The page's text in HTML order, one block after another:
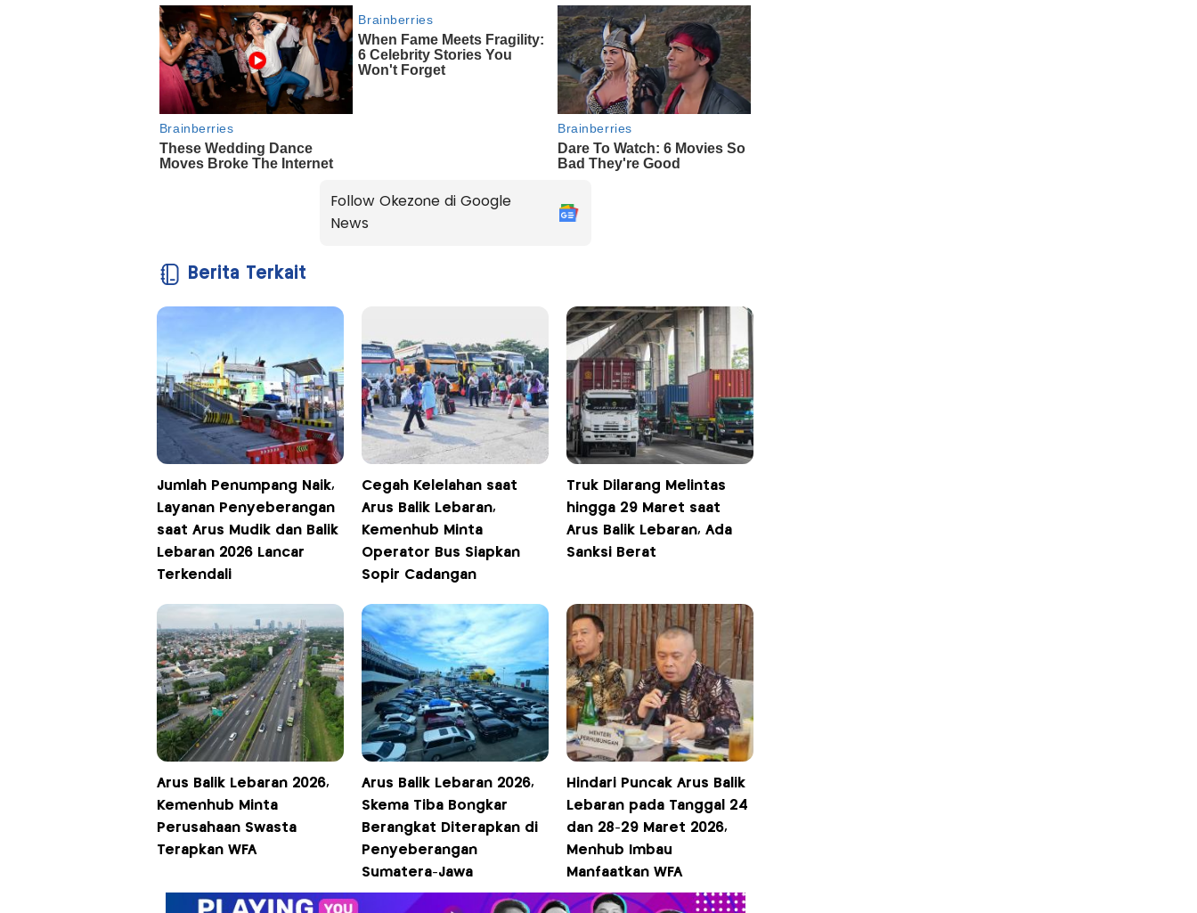
Follow Okezone di Google
News
Berita Terkait
Jumlah Penumpang Naik,
Layanan Penyeberangan
saat Arus Mudik dan Balik
Lebaran 2026 Lancar
Terkendali
Cegah Kelelahan saat
Arus Balik Lebaran,
Kemenhub Minta
Operator Bus Siapkan
Sopir Cadangan
Truk Dilarang Melintas
hingga 29 Maret saat
Arus Balik Lebaran, Ada
Sanksi Berat
Arus Balik Lebaran 2026,
Kemenhub Minta
Perusahaan Swasta
Terapkan WFA
Arus Balik Lebaran 2026,
Skema Tiba Bongkar
Berangkat Diterapkan di
Penyeberangan
Sumatera-Jawa
Hindari Puncak Arus Balik
Lebaran pada Tanggal 24
dan 28-29 Maret 2026,
Menhub Imbau
Manfaatkan WFA